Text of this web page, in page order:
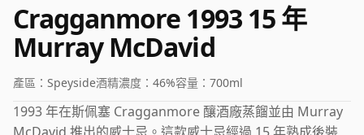
Cragganmore 1993 15 年
Murray McDavid
產區： Speyside酒精濃度： 46%容量： 700ml
1993 年在斯佩塞 Cragganmore 釀酒廠蒸餾並由 Murray